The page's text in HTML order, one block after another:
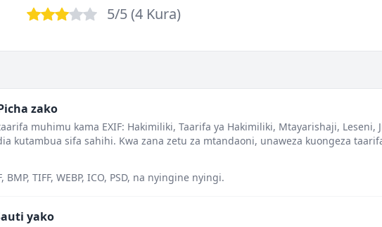
BadPoor
OKGoodExcellent
5/5 (4 Kura)
zako
muhimu kama EXIF: Hakimiliki, Taarifa ya Hakimiliki, Mtayarishaji, Leseni,
kutambua sifa sahihi. Kwa zana zetu za mtandaoni, unaweza kuongeza
TIFF, WEBP, ICO, PSD, na nyingine nyingi.
yako